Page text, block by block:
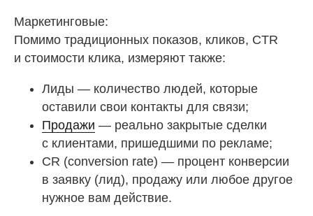
Маркетинговые:
Помимо традиционных показов, кликов, CTR
и стоимости клика, измеряют также:
Лиды — количество людей, которые
оставили свои контакты для связи;
Продажи — реально закрытые сделки
с клиентами, пришедшими по рекламе;
CR (conversion rate) — процент конверсии
в заявку (лид), продажу или любое другое
нужное вам действие.